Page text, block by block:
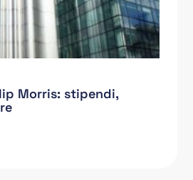
Morris: stipendi,